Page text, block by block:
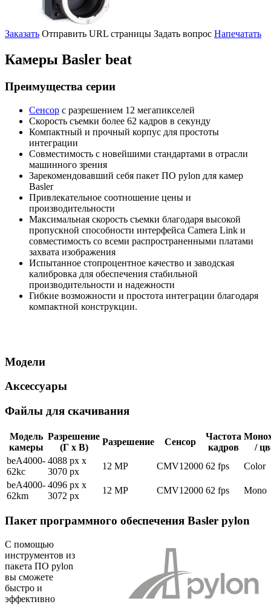
Заказать Отправить URL страницы Задать вопрос Напечатать
Камеры Basler beat
Преимущества серии
Сенсор с разрешением 12 мегапикселей
Скорость съемки более 62 кадров в секунду
Компактный и прочный корпус для простоты
интеграции
Совместимость с новейшими стандартами в отрасли
машинного зрения
Зарекомендовавший себя пакет ПО pylon для камер
Basler
Привлекательное соотношение цены и
производительности
Максимальная скорость съемки благодаря высокой
пропускной способности интерфейса Camera Link и
совместимость со всеми распространенными платами
захвата изображения
Испытанное стопроцентное качество и заводская
калибровка для обеспечения стабильной
производительности и надежности
Гибкие возможности и простота интеграции благодаря
компактной конструкции.
Модели
Аксессуары
Файлы для скачивания
Модель
камеры
Разрешение
(Г x В)
Разрешение Сенсор
Частота
кадров
/
beA4000-
62kc
4088 px x
3070 px
12 MP CMV12000 62 fps
Color
beA4000-
62km
4096 px x
3072 px
12 MP CMV12000 62 fps Mono
Пакет программного обеспечения Basler pylon
С помощью
инструментов из
пакета ПО pylon
вы сможете
быстро и
эффективно